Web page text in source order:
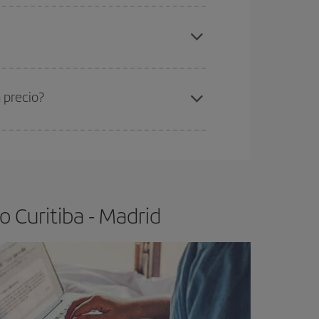
Curitiba - Madrid